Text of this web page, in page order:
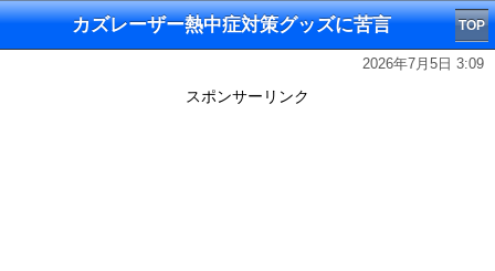
カズレーザー熱中症対策グッズに苦言 TOP
2026年7月5日 3:09
スポンサーリンク